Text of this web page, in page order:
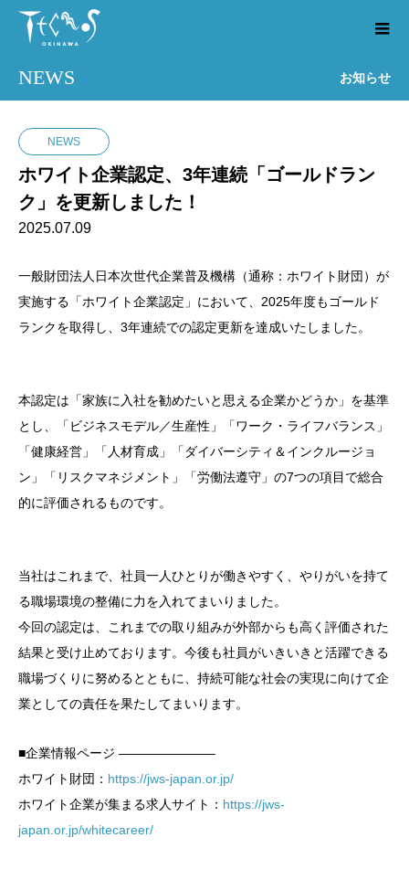
NEWS お知らせ
NEWS
ホワイト企業認定、3年連続「ゴールドラン
ク」を更新しました！
2025.07.09
一般財団法人日本次世代企業普及機構（通称：ホワイト財団）が
実施する「ホワイト企業認定」において、2025年度もゴールド
ランクを取得し、3年連続での認定更新を達成いたしました。
本認定は「家族に入社を勧めたいと思える企業かどうか」を基準
とし、「ビジネスモデル／生産性」「ワーク・ライフバランス」
「健康経営」「人材育成」「ダイバーシティ＆インクルージョ
ン」「リスクマネジメント」「労働法遵守」の7つの項目で総合
的に評価されるものです。
当社はこれまで、社員一人ひとりが働きやすく、やりがいを持て
る職場環境の整備に力を入れてまいりました。
今回の認定は、これまでの取り組みが外部からも高く評価された
結果と受け止めております。今後も社員がいきいきと活躍できる
職場づくりに努めるとともに、持続可能な社会の実現に向けて企
業としての責任を果たしてまいります。
■企業情報ページ ———————–
ホワイト財団： https://jws-japan.or.jp/
ホワイト企業が集まる求人サイト： https://jws-
japan.or.jp/whitecareer/